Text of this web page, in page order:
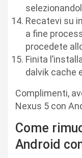
Recatevi su
a fine
procedete
Finita
dalvik cache
Complimenti,
Nexus 5 con
Come
Android